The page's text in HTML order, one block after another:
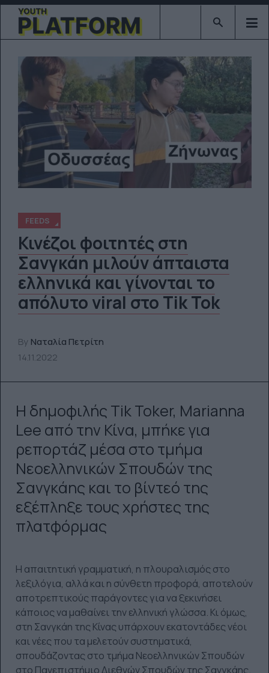
Type 2 or
FEEDS
Κινέζοι φοιτητές στη
Σανγκάη μιλούν άπταιστα
ελληνικά και γίνονται το
απόλυτο viral στο Tik Tok
By Ναταλία Πετρίτη
14.11.2022
Η δημοφιλής Tik Toker, Marianna
Lee από την Κίνα, μπήκε για
ρεπορτάζ μέσα στο τμήμα
Νεοελληνικών Σπουδών της
Σανγκάης και το βίντεό της
εξέπληξε τους χρήστες της
πλατφόρμας
Η απαιτητική γραμματική, η πλουραλισμός στο
λεξιλόγια, αλλά και η σύνθετη προφορά, αποτελούν
αποτρεπτικούς παράγοντες για να ξεκινήσει
κάποιος να μαθαίνει την ελληνική γλώσσα. Κι όμως,
στη Σανγκάη της Κίνας υπάρχουν εκατοντάδες νέοι
και νέες που τα μελετούν συστηματικά,
σπουδάζοντας στο τμήμα Νεοελληνικών Σπουδών
στο Πανεπιστήμιο Διεθνών Σπουδών της Σανγκάης.